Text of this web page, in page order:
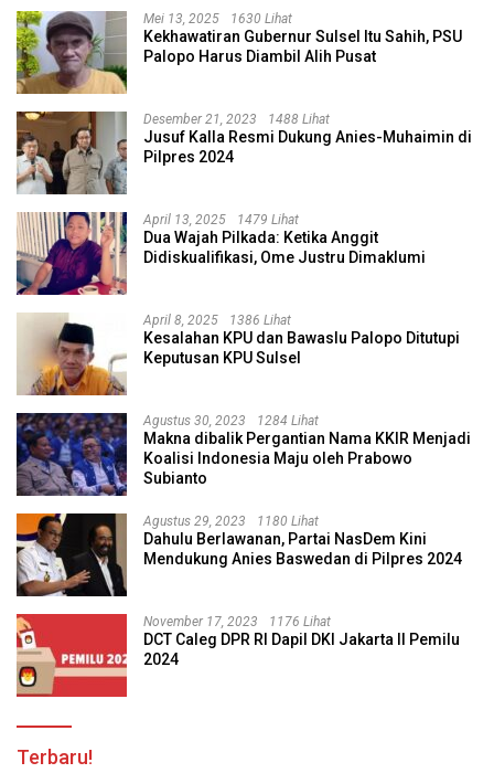
Mei 13, 2025 1630 Lihat
Kekhawatiran Gubernur Sulsel Itu Sahih, PSU
Palopo Harus Diambil Alih Pusat
Desember 21, 2023 1488 Lihat
Jusuf Kalla Resmi Dukung Anies-Muhaimin di
Pilpres 2024
April 13, 2025 1479 Lihat
Dua Wajah Pilkada: Ketika Anggit
Didiskualifikasi, Ome Justru Dimaklumi
April 8, 2025 1386 Lihat
Kesalahan KPU dan Bawaslu Palopo Ditutupi
Keputusan KPU Sulsel
Agustus 30, 2023 1284 Lihat
Makna dibalik Pergantian Nama KKIR Menjadi
Koalisi Indonesia Maju oleh Prabowo
Subianto
Agustus 29, 2023 1180 Lihat
Dahulu Berlawanan, Partai NasDem Kini
Mendukung Anies Baswedan di Pilpres 2024
November 17, 2023 1176 Lihat
DCT Caleg DPR RI Dapil DKI Jakarta II Pemilu
2024
Terbaru!